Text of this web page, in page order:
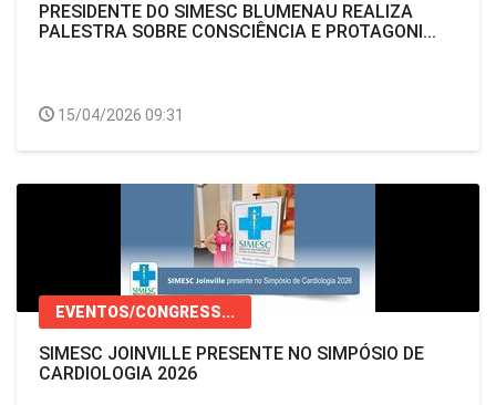
PRESIDENTE DO SIMESC BLUMENAU REALIZA
PALESTRA SOBRE CONSCIÊNCIA E PROTAGONI...
15/04/2026 09:31
EVENTOS/CONGRESS...
SIMESC JOINVILLE PRESENTE NO SIMPÓSIO DE
CARDIOLOGIA 2026